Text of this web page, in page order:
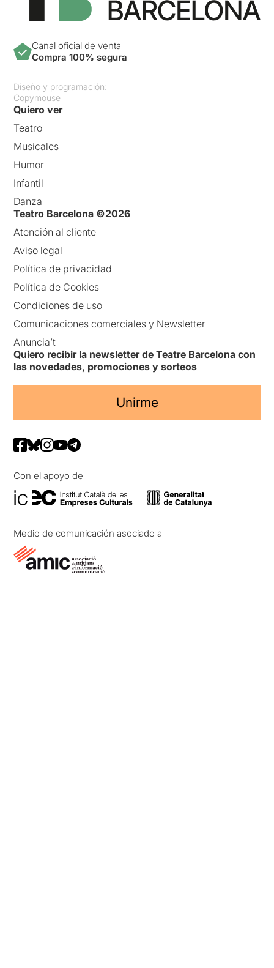
Canal oficial de venta
Compra 100% segura
Diseño y programación:
Copymouse
Quiero ver
Teatro
Musicales
Humor
Infantil
Danza
Teatro Barcelona ©2026
Atención al cliente
Aviso legal
Política de privacidad
Política de Cookies
Condiciones de uso
Comunicaciones comerciales y Newsletter
Anuncia’t
Quiero recibir la newsletter de Teatre Barcelona con
las novedades, promociones y sorteos
Unirme
Con el apoyo de
Medio de comunicación asociado a